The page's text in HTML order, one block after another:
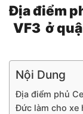
Địa điểm
VF3 ở
Nội Dung
Địa điểm phủ
Đức làm cho xe